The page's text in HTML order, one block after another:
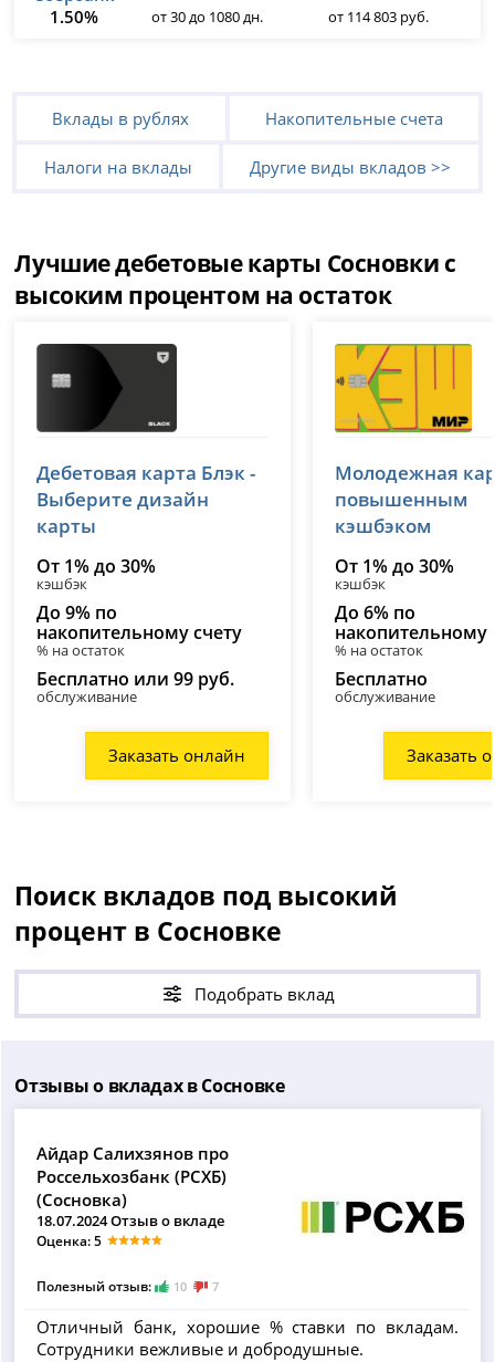
1.50% от 30 до 1080 дн. от 114 803 руб.
Вклады в рублях Накопительные счета
Налоги на вклады Другие виды вкладов >>
Лучшие дебетовые карты Сосновки с
высоким процентом на остаток
лицензия № 2673
Дебетовая карта Блэк -
Выберите дизайн
карты
От 1% до 30%
кэшбэк
До 9% по
накопительному счету
% на остаток
Бесплатно или 99 руб.
обслуживание
Заказать онлайн
лицензия № 2673
Молодежная
повышенным
кэшбэком
От 1% до 30%
кэшбэк
До 6% по
накопительному
% на остаток
Бесплатно
обслуживание
Заказать
Поиск вкладов под высокий
процент в Сосновке
Подобрать вклад
Отзывы о вкладах в Сосновке
Айдар Салихзянов про
Россельхозбанк (РСХБ)
(Сосновка)
18.07.2024 Отзыв о вкладе
Оценка: 5
Полезный отзыв: 10 7
Отличный банк, хорошие % ставки по вкладам.
Сотрудники вежливые и добродушные.